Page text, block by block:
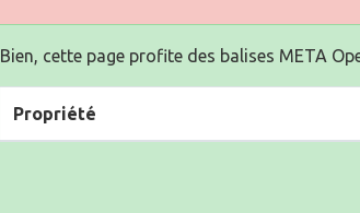
Bien, cette page profite des balises META
Propriété